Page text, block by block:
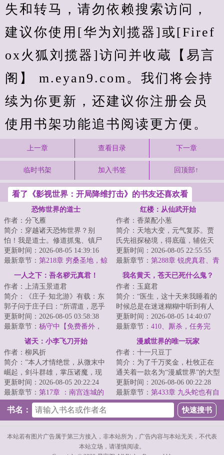
失和转马，请勿依赖搜索访问，
建议你使用[华为刘揽器]或[Firef
ox火狐刘揽器]访问并收蔵【易言
阁】 m.eyan9.com。我们将会持
续为你更新，还建议你注册会员
使用书架功能追书阅读更方便。
上一章 查看目录 下一章
临时书架 加入书签 回顶部↑
看了《影视世界：开局降维打击》的书友还喜欢看
恐怖世界的道士
作者：分飞雁
简介：穿越诸天恐怖世界？别
怕！我是道士。修道抓鬼、镇尸
降妖，斩诸天妖魔鬼怪。炼丹符
箓、仙神道果，修...
更新时间：2026-08-05 14:39:16
最新章节： 第218章 穷桑圣地，鲸
吞天下
红楼：从仙武开始
作者：香菜配小葱
简介：天地大变，元气复苏。贾
氏先祖探秘境，得底蕴，辅佐天
命之人一统汉家大地，建立大
昭！贾氏二代传人...
更新时间：2026-08-05 22:55:55
最新章节： 第288章 锐虎真君、青
霖远遁！
一人之下：吾名秽元真君！
作者：上清玉景道君
简介：《庄子·知北游》有载：东
郭子问于庄子曰：“所谓道，恶乎
在？”庄子曰：“无所不在。”东郭
子曰：...
更新时间：2026-08-05 03:58:38
最新章节： 杨守中【免费番外，
求求月票】
我名黄天，苍天已死什么鬼？
作者：玉庭君
简介：“医生，这十天来我睡着的
时候总是在迷迷糊糊中听到有人
喊我的名字。”“黄天先生，你这是
幻听。”...
更新时间：2026-08-05 14:40:07
最新章节： 410、厮杀，任务完
成，再破！
诸天：小李飞刀开始
作者：柳风折
简介：”本人才情绝世，从微末中
崛起，剑斗群雄，掌压诸魔，现
在成为天下公认的武林神话了，
你这外挂才来...
更新时间：2026-08-05 20:22:24
最新章节： 第17章 ：南宫连城的
笑，天下第一辉
漫威世界的唯一玩家
作者：十一只豆丁
简介：为了千万奖金，杜牧正在
通关着一款名为“漫威世界”的大型
虚拟游戏。殊不知在游戏开始
时，他已经穿...
更新时间：2026-08-06 00:22:28
最新章节： 第433章 九头蛇也有自
己的队长了
书名：
本站若有图片广告属于第三方接入，非本站所为，广告内容与本站无关，不代表
本站立场，请谨慎阅读。